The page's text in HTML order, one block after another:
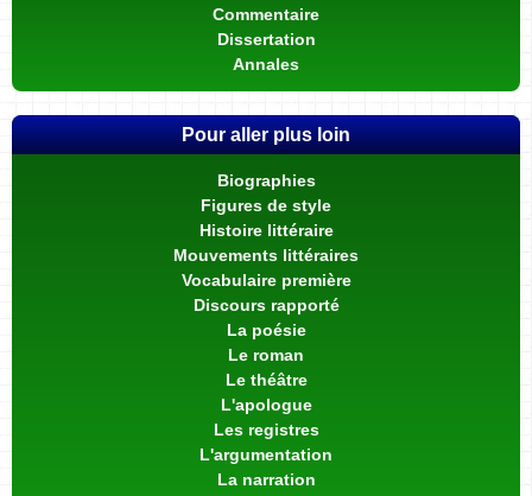
Commentaire
Dissertation
Annales
Pour aller plus loin
Biographies
Figures de style
Histoire littéraire
Mouvements littéraires
Vocabulaire première
Discours rapporté
La poésie
Le roman
Le théâtre
L'apologue
Les registres
L'argumentation
La narration